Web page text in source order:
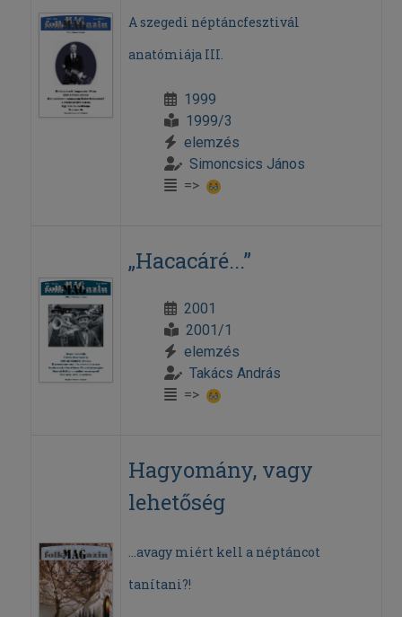
A szegedi néptáncfesztivál
anatómiája III.
1999
1999/3
elemzés
Simoncsics János
=>
„Hacacáré...”
2001
2001/1
elemzés
Takács András
=>
Hagyomány, vagy
lehetőség
...avagy miért kell a néptáncot
tanítani?!